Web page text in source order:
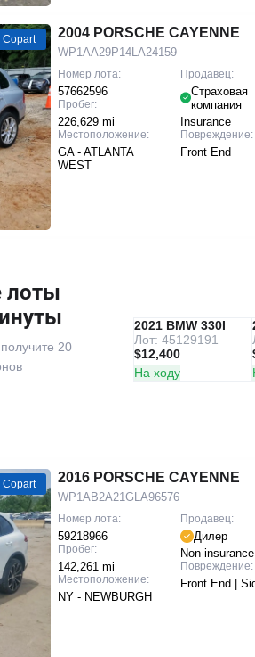
Copart 2004 PORSCHE CAYENNE
WP1AA29P14LA24159
Номер лота:
57662596
Пробег:
226,629 mi
Местоположение:
GA - ATLANTA
WEST
Продавец:
Страховая
компания
Insurance
Повреждение:
Front End
лоты
20
IAAI
РЕКОМЕНДУЕМ
2021 BMW 330I
Лот: 45129191
$12,400
На ходу
Copart 2016 PORSCHE CAYENNE
WP1AB2A21GLA96576
Номер лота:
59218966
Пробег:
142,261 mi
Местоположение:
NY - NEWBURGH
Продавец:
Дилер
Non-insurance
Повреждение:
Front End |